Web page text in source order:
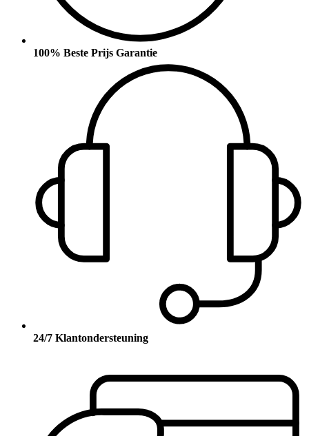
100% Beste Prijs Garantie
24/7 Klantondersteuning